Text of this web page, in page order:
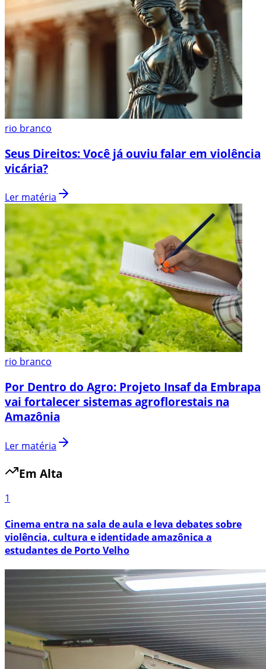
rio branco
Seus Direitos: Você já ouviu falar em violência
vicária?
Ler matéria
rio branco
Por Dentro do Agro: Projeto Insaf da Embrapa
vai fortalecer sistemas agroflorestais na
Amazônia
Ler matéria
Em Alta
1
Cinema entra na sala de aula e leva debates sobre
violência, cultura e identidade amazônica a
estudantes de Porto Velho